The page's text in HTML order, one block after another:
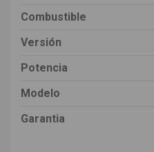
Combustible
Versión
Potencia
Modelo
Garantia